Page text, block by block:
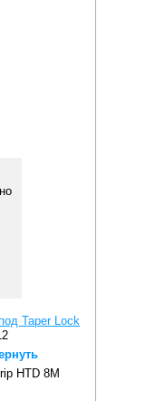
Taper Lock
HTD 8M